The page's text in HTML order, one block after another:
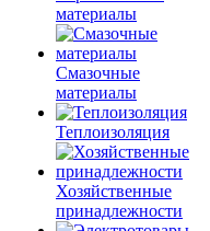
материалы
Смазочные
материалы
Теплоизоляция
Хозяйственные
принадлежности